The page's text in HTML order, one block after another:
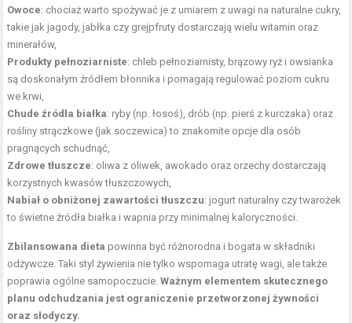
Owoce: chociaż warto spożywać je z umiarem z uwagi na naturalne cukry,
takie jak jagody, jabłka czy grejpfruty dostarczają wielu witamin oraz
minerałów,
Produkty pełnoziarniste: chleb pełnoziarnisty, brązowy ryż i owsianka
są doskonałym źródłem błonnika i pomagają regulować poziom cukru
we krwi,
Chude źródła białka: ryby (np. łosoś), drób (np. pierś z kurczaka) oraz
rośliny strączkowe (jak soczewica) to znakomite opcje dla osób
pragnących schudnąć,
Zdrowe tłuszcze: oliwa z oliwek, awokado oraz orzechy dostarczają
korzystnych kwasów tłuszczowych,
Nabiał o obniżonej zawartości tłuszczu: jogurt naturalny czy twarożek
to świetne źródła białka i wapnia przy minimalnej kaloryczności.
Zbilansowana dieta powinna być różnorodna i bogata w składniki
odżywcze. Taki styl żywienia nie tylko wspomaga utratę wagi, ale także
poprawia ogólne samopoczucie.Ważnym elementem skutecznego
planu odchudzania jest ograniczenie przetworzonej żywności
oraz słodyczy.